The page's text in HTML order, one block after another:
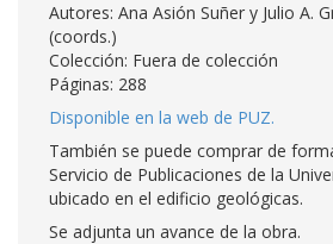
Autores: Ana Asión Suñer y Julio A.
(coords.)
Colección: Fuera de colección
Páginas: 288
Disponible en la web de PUZ.
También se puede comprar de
Servicio de Publicaciones de la
ubicado en el edificio geológicas.
Se adjunta un avance de la obra.